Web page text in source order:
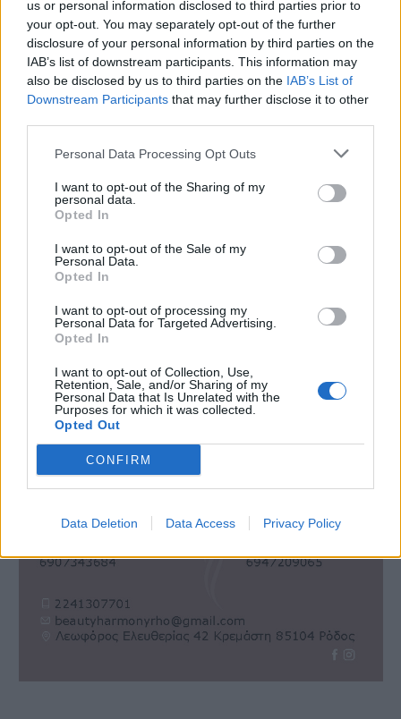
us or personal information disclosed to third parties prior to
your opt-out. You may separately opt-out of the further
disclosure of your personal information by third parties on the
IAB’s list of downstream participants. This information may
also be disclosed by us to third parties on the IAB’s List of
Downstream Participants that may further disclose it to other
Personal Data Processing Opt Outs
I want to opt-out of the Sharing of my
personal data.
Opted In
I want to opt-out of the Sale of my
Personal Data.
Opted In
I want to opt-out of processing my
Personal Data for Targeted Advertising.
Opted In
I want to opt-out of Collection, Use,
Retention, Sale, and/or Sharing of my
Personal Data that Is Unrelated with the
Purposes for which it was collected.
Opted Out
CONFIRM
Data Deletion Data Access Privacy Policy